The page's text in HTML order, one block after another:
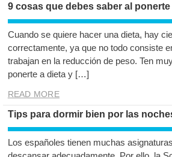
9 cosas que debes saber al ponerte
Cuando se quiere hacer una dieta, hay
correctamente, ya que no todo consiste
trabajan en la reducción de peso. Ten
ponerte a dieta y […]
READ MORE
Tips para dormir bien por las
Los españoles tienen muchas